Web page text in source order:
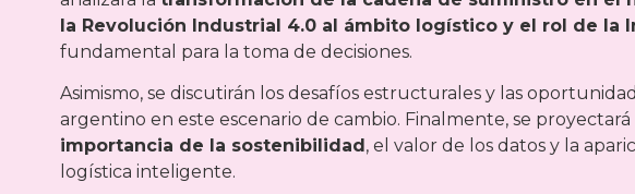
la Revolución Industrial 4.0 al ámbito logístico y el rol de la
fundamental para la toma de decisiones.
Asimismo, se discutirán los desafíos estructurales y las
argentino en este escenario de cambio. Finalmente, se
importancia de la sostenibilidad , el valor de los datos y la
logística inteligente.